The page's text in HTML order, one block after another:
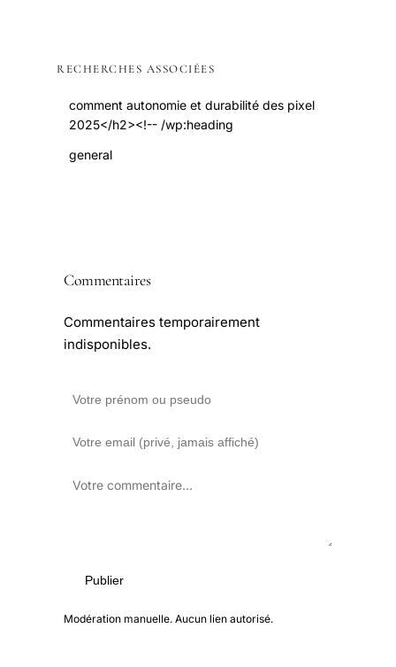
RECHERCHES ASSOCIÉES
comment autonomie et durabilité des pixel
2025</h2><!-- /wp:heading
general
Commentaires
Commentaires temporairement
indisponibles.
Publier
Modération manuelle. Aucun lien autorisé.